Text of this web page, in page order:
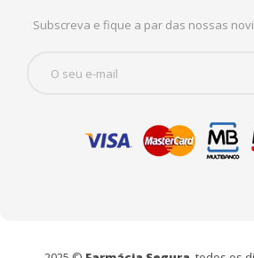
Subscreva e fique a par das nossas